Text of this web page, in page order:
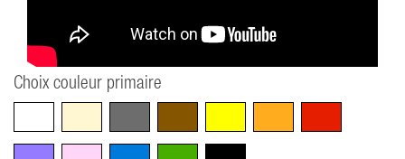
Choix couleur primaire